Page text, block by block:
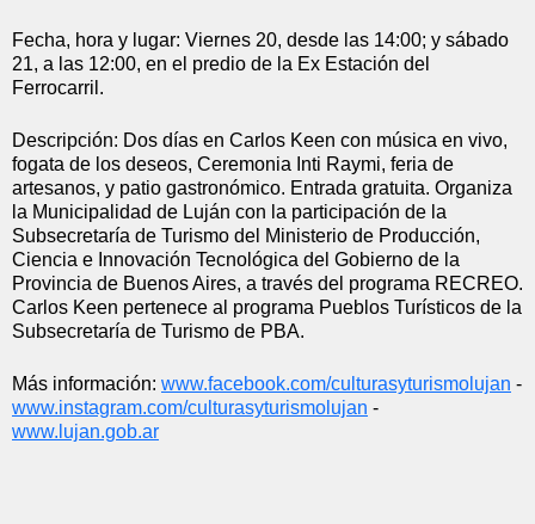
Fecha, hora y lugar: Viernes 20, desde las 14:00; y sábado
21, a las 12:00, en el predio de la Ex Estación del
Ferrocarril.
Descripción: Dos días en Carlos Keen con música en vivo,
fogata de los deseos, Ceremonia Inti Raymi, feria de
artesanos, y patio gastronómico. Entrada gratuita. Organiza
la Municipalidad de Luján con la participación de la
Subsecretaría de Turismo del Ministerio de Producción,
Ciencia e Innovación Tecnológica del Gobierno de la
Provincia de Buenos Aires, a través del programa RECREO.
Carlos Keen pertenece al programa Pueblos Turísticos de la
Subsecretaría de Turismo de PBA.
Más información: www.facebook.com/culturasyturismolujan
www.instagram.com/culturasyturismolujan
www.lujan.gob.ar